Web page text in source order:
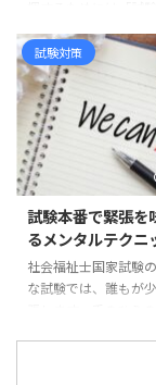
ん。 合格発表までの
く ...
どんなに知識を積み
日のコンディション
ければ実力を出し切
くなります。心身を
整え、不安や焦りを
臨むために、朝から
はコツがあります。
をもとに、試験会場で
るための朝の準備を具
します。 体調を整え
当日の朝食は、集中
試験対策
試験本番で緊張を
るメンタルテクニ
社会福祉士国家試験
な試験では、誰もが
け取ってしまうと、